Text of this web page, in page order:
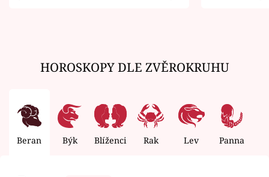
HOROSKOPY DLE ZVĚROKRUHU
Beran Býk Blíženci Rak Lev Panna